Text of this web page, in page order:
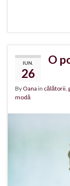
IUN.
26
O
ByOana in călătorii
modă